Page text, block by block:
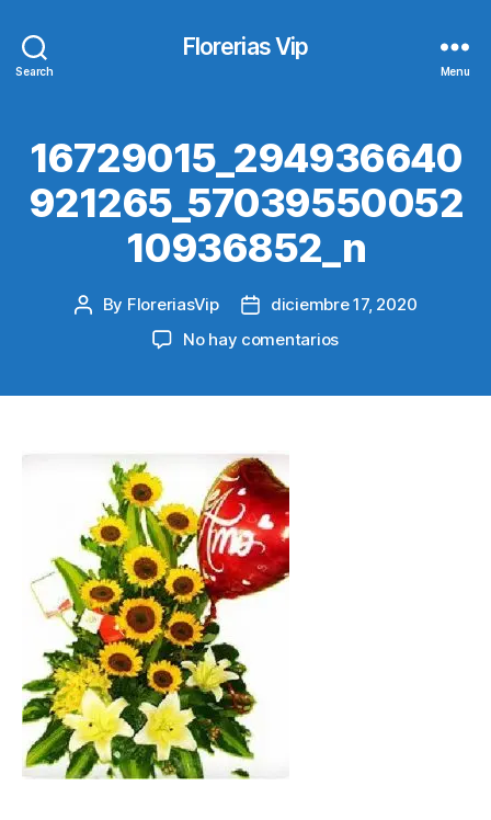
Search
Florerias Vip
Menu
16729015_294936640
921265_57039550052
10936852_n
Post
By FloreriasVip
Postdiciembre 17, 2020
No hay comentariosen